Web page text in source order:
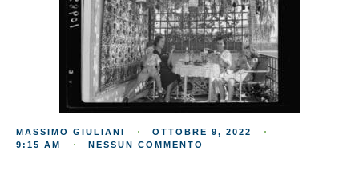
MASSIMO GIULIANI
OTTOBRE 9, 2022
9:15 AM
NESSUN COMMENTO